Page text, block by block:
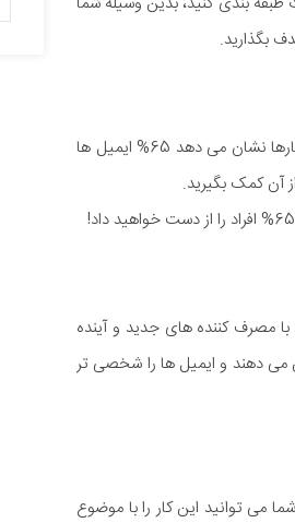
بگذارید.
موبایل یکی از پر مصرف ترین وسایل برای انجام کارهای مختلف است. از جمله چک کردن ایمیل. آمارها نشان می دهد 65% ایمیل ها
آن کمک بگیرید.
مصرف کننده های جدید و آینده
می دهند و ایمیل ها را شخصی تر
توانید این کار را با موضوع